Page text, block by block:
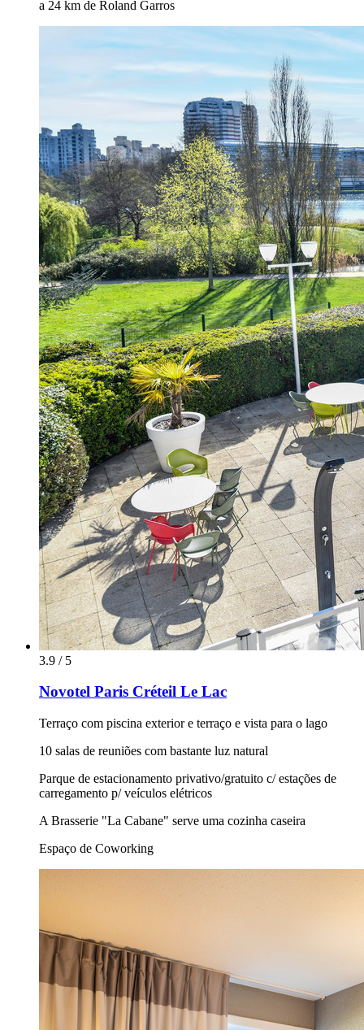
a 24 km de Roland Garros
3.9 / 5
Novotel Paris Créteil Le Lac
Terraço com piscina exterior e terraço e vista para o lago
10 salas de reuniões com bastante luz natural
Parque de estacionamento privativo/gratuito c/ estações de
carregamento p/ veículos elétricos
A Brasserie "La Cabane" serve uma cozinha caseira
Espaço de Coworking